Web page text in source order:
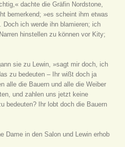
dachte die Gräfin Nordstone,
bemerkend; »es scheint ihm etwas
ich werde ihn blamieren; ich
hinstellen zu können vor Kity;
sie zu Lewin, »sagt mir doch, ich
zu bedeuten – Ihr wißt doch ja
alle die Bauern und alle die Weiber
und zahlen uns jetzt keine
bedeuten? Ihr lobt doch die Bauern
Dame in den Salon und Lewin erhob